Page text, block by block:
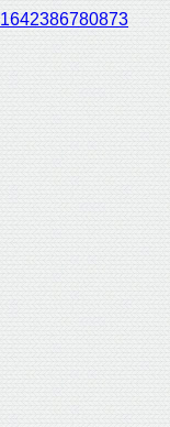
1642386780873